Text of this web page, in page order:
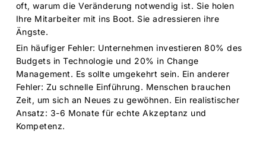
oft, warum die Veränderung notwendig ist. Sie holen
Ihre Mitarbeiter mit ins Boot. Sie adressieren ihre
Ängste.
Ein häufiger Fehler: Unternehmen investieren 80% des
Budgets in Technologie und 20% in Change
Management. Es sollte umgekehrt sein. Ein anderer
Fehler: Zu schnelle Einführung. Menschen brauchen
Zeit, um sich an Neues zu gewöhnen. Ein realistischer
Ansatz: 3-6 Monate für echte Akzeptanz und
Kompetenz.